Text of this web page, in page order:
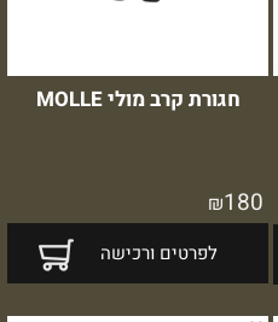
חגורת קרב מולי MOLLE
₪180
לפרטים ורכישה